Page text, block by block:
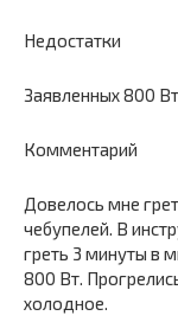
Недостатки
Заявленных 800
Комментарий
Довелось мне
чебупелей. В
греть 3 минуты в
800 Вт.
холодное.